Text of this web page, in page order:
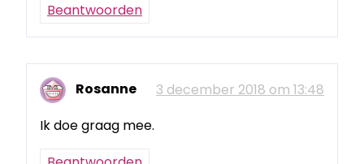
Beantwoorden
Rosanne
3 december 2018 om 13:48
Ik doe graag mee.